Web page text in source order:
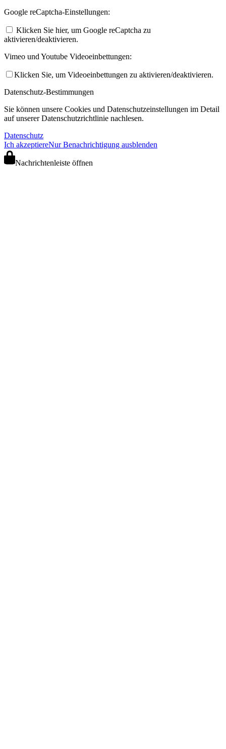
Google reCaptcha-Einstellungen:
Klicken Sie hier, um Google reCaptcha zu
aktivieren/deaktivieren.
Vimeo und Youtube Videoeinbettungen:
Klicken Sie, um Videoeinbettungen zu aktivieren/deaktivieren.
Datenschutz-Bestimmungen
Sie können unsere Cookies und Datenschutzeinstellungen im Detail
auf unserer Datenschutzrichtlinie nachlesen.
Datenschutz
Ich akzeptiereNur Benachrichtigung ausblenden
Nachrichtenleiste öffnen